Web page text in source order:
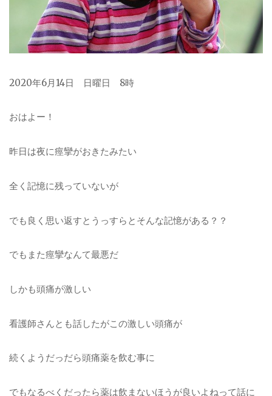
2020年6月 14日 日曜日 8時
おはよー！
昨日は夜に痙攣がおきたみたい
全く記憶に残っていないが
でも良く思い返すとうっすらとそんな記憶がある？？
でもまた痙攣なんて最悪だ
しかも頭痛が激しい
看護師さんとも話したがこの激しい頭痛が
続 くようだっだら頭痛薬を飲む事に
でもなるべくだったら薬は飲まないほうが良いよねって話に